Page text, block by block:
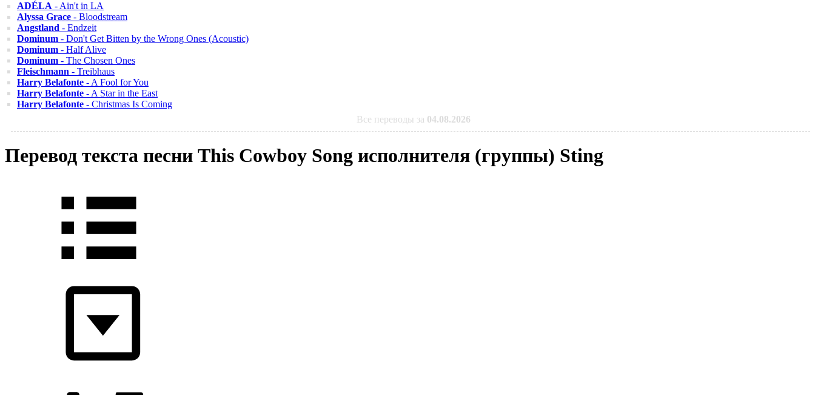
ADÉLA - Ain't in LA
Alyssa Grace - Bloodstream
Angstland - Endzeit
Dominum - Don't Get Bitten by the Wrong Ones (Acoustic)
Dominum - Half Alive
Dominum - The Chosen Ones
Fleischmann - Treibhaus
Harry Belafonte - A Fool for You
Harry Belafonte - A Star in the East
Harry Belafonte - Christmas Is Coming
Все переводы за 04.08.2026
Перевод текста песни This Cowboy Song исполнителя (группы) Sting